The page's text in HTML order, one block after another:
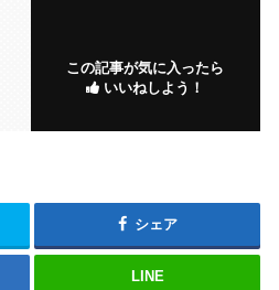
この記事が気に入ったら
いいねしよう！
シェア
LINE